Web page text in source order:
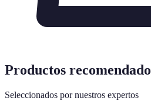
Productos
Seleccionados por nuestros expertos